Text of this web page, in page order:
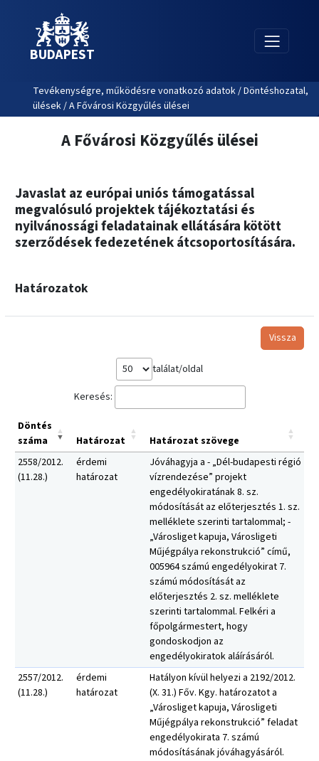
BUDAPEST
Tevékenységre, működésre vonatkozó adatok / Döntéshozatal,
ülések / A Fővárosi Közgyűlés ülései
A Fővárosi Közgyűlés ülései
Javaslat az európai uniós támogatással
megvalósuló projektek tájékoztatási és
nyilvánossági feladatainak ellátására kötött
szerződések fedezetének átcsoportosítására.
Határozatok
Vissza
találat/oldal
Keresés:
Döntés
száma
Határozat
Határozat szövege
2558/2012.
(11.28.)
érdemi
határozat
Jóváhagyja a - „Dél-budapesti régió
vízrendezése” projekt
engedélyokiratának 8. sz.
módosítását az előterjesztés 1. sz.
melléklete szerinti tartalommal; -
„Városliget kapuja, Városligeti
Műjégpálya rekonstrukció” című,
005964 számú engedélyokirat 7.
számú módosítását az
előterjesztés 2. sz. melléklete
szerinti tartalommal. Felkéri a
főpolgármestert, hogy
gondoskodjon az
engedélyokiratok aláírásáról.
2557/2012.
(11.28.)
érdemi
határozat
Hatályon kívül helyezi a 2192/2012.
(X. 31.) Főv. Kgy. határozatot a
„Városliget kapuja, Városligeti
Műjégpálya rekonstrukció” feladat
engedélyokirata 7. számú
módosításának jóváhagyásáról.